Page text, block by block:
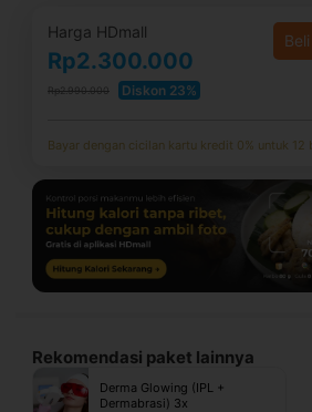
Harga HDmall
Rp2.300.000
Rp2.990.000 Diskon 23%
Bayar dengan cicilan kartu kredit 0% untuk 12
Rekomendasi paket lainnya
Derma Glowing (IPL +
Dermabrasi) 3x